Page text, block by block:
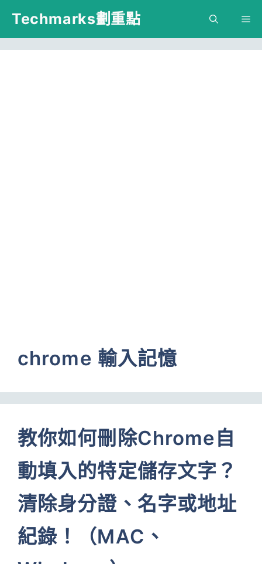
跳
主
Techmarks劃重點
chrome 輸入記憶
教你如何刪除Chrome自
動填入的特定儲存文字？
清除身分證、名字或地址
紀錄！（MAC、